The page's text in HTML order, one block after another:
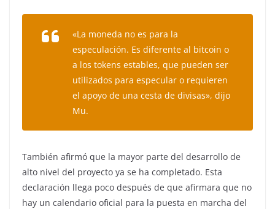
«La moneda no es para la
especulación. Es diferente al bitcoin o
a los tokens estables, que pueden ser
utilizados para especular o requieren
el apoyo de una cesta de divisas», dijo
Mu.
También afirmó que la mayor parte del desarrollo de
alto nivel del proyecto ya se ha completado. Esta
declaración llega poco después de que afirmara que no
hay un calendario oficial para la puesta en marcha del